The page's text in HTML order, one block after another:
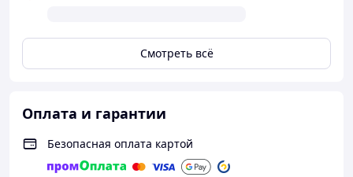
Смотреть всё
Оплата и гарантии
Безопасная оплата картой